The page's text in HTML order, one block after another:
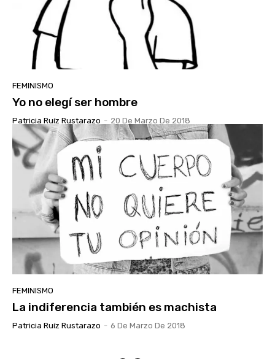
FEMINISMO
Yo no elegí ser hombre
Patricia Ruíz Rustarazo - 20 De Marzo De 2018
FEMINISMO
La indiferencia también es machista
Patricia Ruíz Rustarazo - 6 De Marzo De 2018